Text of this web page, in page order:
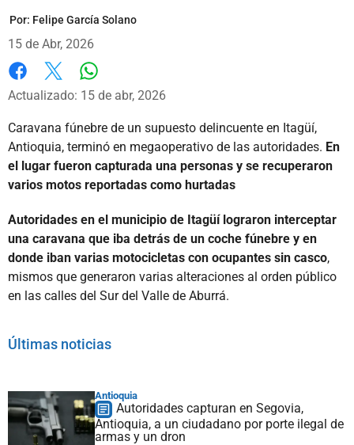
Por: Felipe García Solano
15 de Abr, 2026
Facebook
X
Actualizado: 15 de abr, 2026
Caravana fúnebre de un supuesto delincuente en Itagüí,
Antioquia, terminó en megaoperativo de las autoridades. En
el lugar fueron capturada una personas y se recuperaron
varios motos reportadas como hurtadas
Autoridades en el municipio de Itagüí lograron interceptar
una caravana que iba detrás de un coche fúnebre y en
donde iban varias motocicletas con ocupantes sin casco,
mismos que generaron varias alteraciones al orden público
en las calles del Sur del Valle de Aburrá.
Últimas noticias
Antioquia
Autoridades capturan en Segovia,
Antioquia, a un ciudadano por porte ilegal de
armas y un dron